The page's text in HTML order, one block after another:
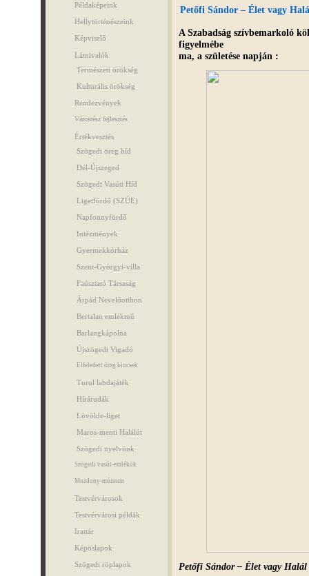
Példaképeink
Hellytörténészeink
Képviselő
Látnivalók
Természeti örökség
Kulturális örökség
Rendezvények
Városrész fejlesztés
Értékvesztés
Szögedi öreg híd
Dél-Újszeged
Szögedi Vasúti Híd
Ligetfürdő (SZÚE)
Napfonnyfürdő
Intézmények
Gyermekkórház
Szent-Györgyi-villa
Faúsztató Társaság
Árpád Nevelőotthon
Bertalan emlékmű
Barlangkápolna
Újszögedi Vigadó
Elfeledett öreg kincsek
Turul labdajáték
Hírárudák
Lövölde-liget
Maros-menti Halálút
Szögedi nyelvünk
Szögedi vasút-emlékök
Mozdony-múzeum
Testvérvárosok
Testvérvárosi példák
Irattár
Képöslapok
Szögedi röplapok
Petőfi Sándor – Élet vagy
A Szabadság szívbemarkoló
figyelmébe
ma, a születése napján :
Petőfi Sándor – Élet vagy